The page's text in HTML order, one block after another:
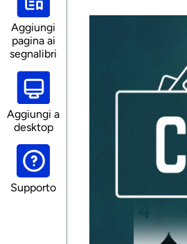
Aggiungi
pagina ai
segnalibri
Aggiungi a
desktop
Supporto